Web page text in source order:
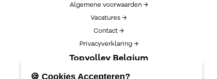
Algemene voorwaarden →
Vacatures →
Contact →
Privacyverklaring →
Topvolley Belgium
Over TopVolleyBelgium →
🍪 Cookies Accepteren?